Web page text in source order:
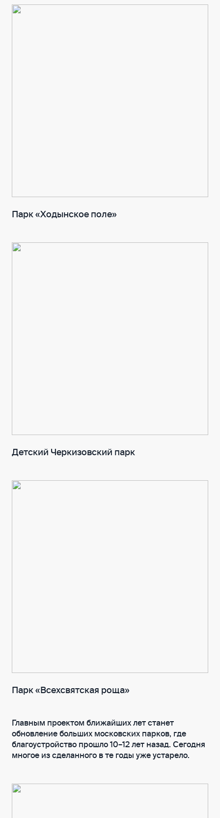
Парк «Ходынское поле»
Детский Черкизовский парк
Парк «Всехсвятская роща»
Главным проектом ближайших лет станет
обновление больших московских парков, где
благоустройство прошло 10–12 лет назад. Сегодня
многое из сделанного в те годы уже устарело.